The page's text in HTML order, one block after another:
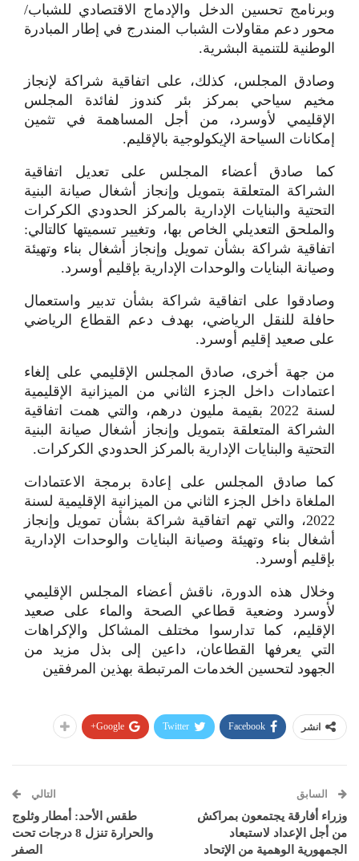
وبرنامج تحسين الدخل والإدماج الاقتصادي للشباب/
محور دعم مقاولات الشباب المندرج في إطار المبادرة
الوطنية للتنمية البشرية.
وصادق المجلس، كذلك، على اتفاقية شراكة لإنجاز
مخيم سياحي بمركز بئر كندوز لفائدة المجلس
الإقليمي لأوسرد، من أجل المساهمة في تثمين
إمكانات السياحة الإيكولوجية بالإقليم.
كما صادق أعضاء المجلس على تعديل اتفاقية
الشراكة المتعلقة بتمويل وإنجاز أشغال صيانة البنية
التحتية والبنايات الإدارية بالمركز الحدودي الكركرات
والملحق التعديلي الخاص بها، وتغيير تسميتها كالتالي:
اتفاقية شراكة بشأن تمويل وإنجاز أشغال بناء وتهيئة
وصيانة البنايات والوحدات الإدارية بإقليم أوسرد.
وصادقوا على اتفاقية شراكة بشأن تدبير واستعمال
حافلة للنقل الرياضي، بهدف دعم القطاع الرياضي
على صعيد إقليم أوسرد.
من جهة أخرى، صادق المجلس الإقليمي على إلغاء
اعتمادات داخل الجزء الثاني من الميزانية الإقليمية
لسنة 2022 بقيمة مليون درهم، والتي همت اتفاقية
الشراكة المتعلقة بتمويل وإنجاز أشغال صيانة البنية
التحتية والبنايات الإدارية بالمركز الحدودي الكركرات.
كما صادق المجلس على إعادة برمجة الاعتمادات
الملغاة داخل الجزء الثاني من الميزانية الإقليمية لسنة
2022، والتي تهم اتفاقية شراكة بشأن تمويل وإنجاز
أشغال بناء وتهيئة وصيانة البنايات والوحدات الإدارية
بإقليم أوسرد.
وخلال هذه الدورة، ناقش أعضاء المجلس الإقليمي
لأوسرد وضعية قطاعي الصحة والماء على صعيد
الإقليم، كما تدارسوا مختلف المشاكل والإكراهات
التي يعرفها القطاعان، داعين إلى بذل مزيد من
الجهود لتحسين الخدمات المرتبطة بهذين المرفقين
انشر Facebook
Twitter
Google+
السابق
وزراء أفارقة يجتمعون بمراكش
من أجل الإعداد لاستبعاد
الجمهورية الوهمية من الإتحاد
التالي
طقس الأحد: أمطار وثلوج
والحرارة تنزل 8 درجات تحت
الصفر